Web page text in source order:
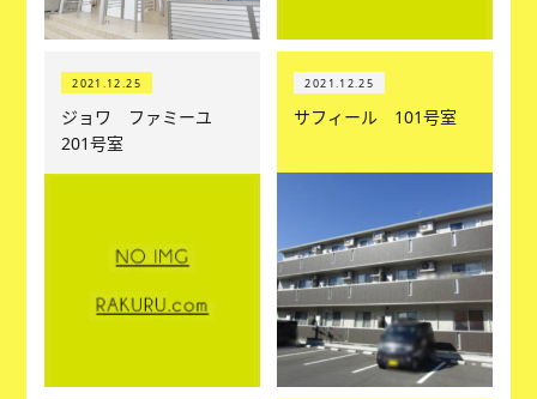
2021.12.25
ジョワ ファミーユ
201号室
2021.12.25
サフィール 101号室